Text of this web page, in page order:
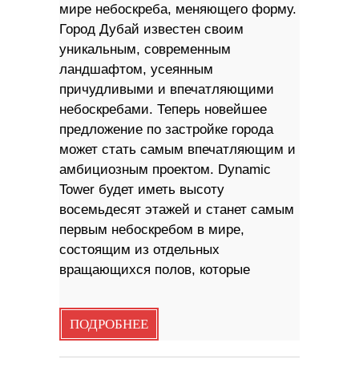
мире небоскреба, меняющего форму.
Город Дубай известен своим
уникальным, современным
ландшафтом, усеянным
причудливыми и впечатляющими
небоскребами. Теперь новейшее
предложение по застройке города
может стать самым впечатляющим и
амбициозным проектом. Dynamic
Tower будет иметь высоту
восемьдесят этажей и станет самым
первым небоскребом в мире,
состоящим из отдельных
вращающихся полов, которые
ПОДРОБНЕЕ